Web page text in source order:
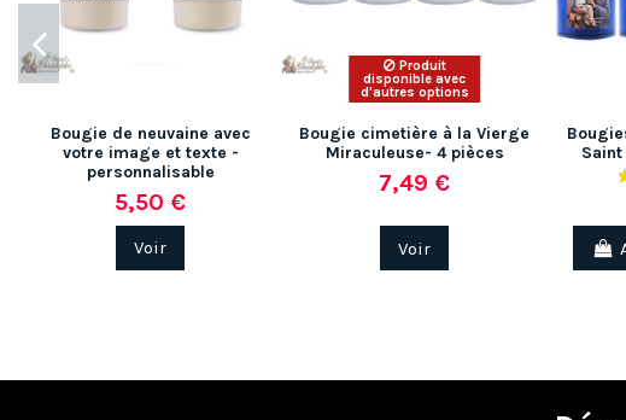
Bougie de neuvaine avec
votre image et texte -
personnalisable
5,50 €
Voir
Produit
disponible avec
d'autres options
Bougie cimetière à la Vierge
Miraculeuse- 4 pièces
7,49 €
Voir